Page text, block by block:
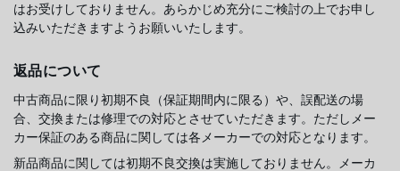
はお受けしておりません。あらかじめ充分にご検討の上でお申し
込みいただきますようお願いいたします。
返品について
中古商品に限り初期不良（保証期間内に限る）や、誤配送の場
合、交換または修理での対応とさせていただきます。ただしメー
カー保証のある商品に関しては各メーカーでの対応となります。
新品商品に関しては初期不良交換は実施しておりません。メーカ